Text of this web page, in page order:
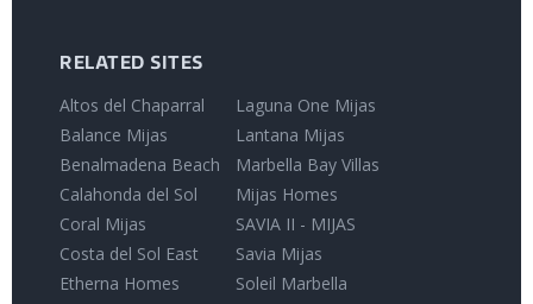
RELATED SITES
Altos del Chaparral
Balance Mijas
Benalmadena Beach
Calahonda del Sol
Coral Mijas
Costa del Sol East
Etherna Homes
Laguna One Mijas
Lantana Mijas
Marbella Bay Villas
Mijas Homes
SAVIA II - MIJAS
Savia Mijas
Soleil Marbella